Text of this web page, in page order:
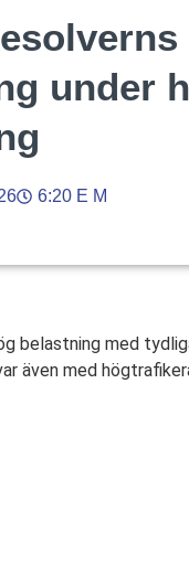
under
6:20 E M
belastning med
även med